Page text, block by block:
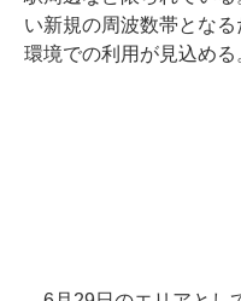
い新規の周波数帯とな
環境での利用が見込める